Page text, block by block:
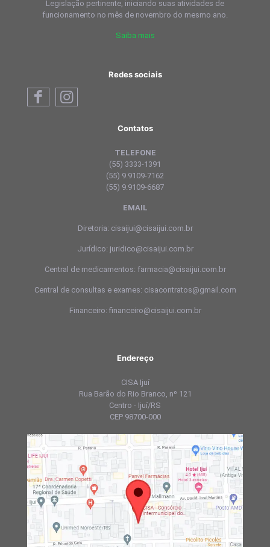
Legislação pertinente, iniciando suas atividades de
funcionamento no mês de novembro do mesmo ano.
Saiba mais
Redes sociais
Contatos
TELEFONE
(55) 3333-1391
(55) 9.9109-7162
(55) 9.9109-6687
EMAIL
Diretoria: cisaijui@cisaijui.com.br
Jurídico: juridico@cisaijui.com.br
Central de medicamentos: farmacia@cisaijui.com.br
Central de consultas e exames: cisacontratos@gmail.com
Financeiro: financeiro@cisaijui.com.br
Endereço
CISA Ijuí
Rua Barão do Rio Branco, nº 121
Centro - Ijuí/RS
CEP 98700-000